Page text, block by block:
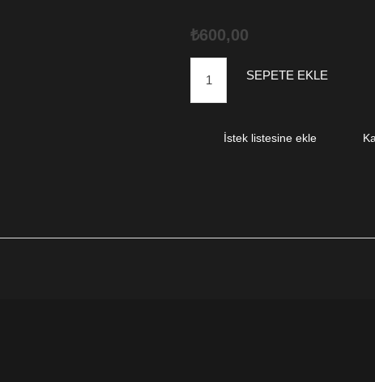
₺600,00
SEPETE EKLE
İstek listesine ekle